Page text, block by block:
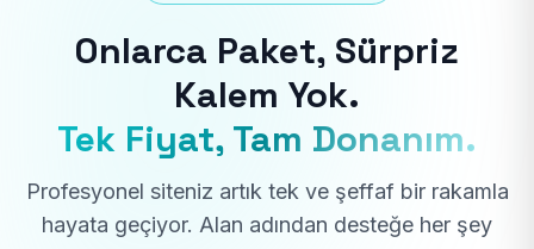
Onlarca Paket, Sürpriz
Kalem Yok.
Tek Fiyat, Tam Donanım.
Profesyonel siteniz artık tek ve şeffaf bir rakamla
hayata geçiyor. Alan adından desteğe her şey